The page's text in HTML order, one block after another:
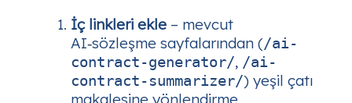
İç linkleri ekle – mevcut
AI‑sözleşme sayfalarından (/ai-
contract-generator/, /ai-
contract-summarizer/) yeşil çatı
makalesine yönlendirme.